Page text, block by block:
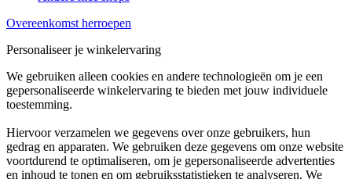
Overeenkomst herroepen
Personaliseer je winkelervaring
We gebruiken alleen cookies en andere technologieën om je een
gepersonaliseerde winkelervaring te bieden met jouw individuele
toestemming.
Hiervoor verzamelen we gegevens over onze gebruikers, hun
gedrag en apparaten. We gebruiken deze gegevens om onze website
voortdurend te optimaliseren, om je gepersonaliseerde advertenties
en inhoud te tonen en om gebruiksstatistieken te analyseren. We